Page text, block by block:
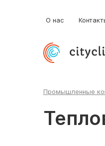
О нас
Промышленные